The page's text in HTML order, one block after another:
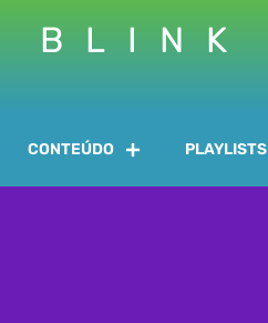
BLINK
CONTEÚDO PLAYLISTS